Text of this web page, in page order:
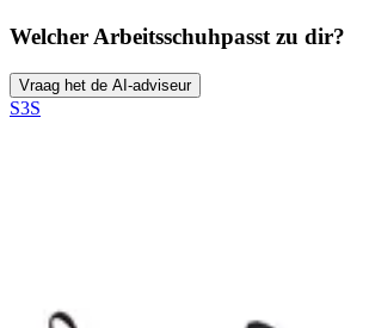
Welcher Arbeitsschuhpasst zu dir?
Vraag het de AI-adviseur
S3S